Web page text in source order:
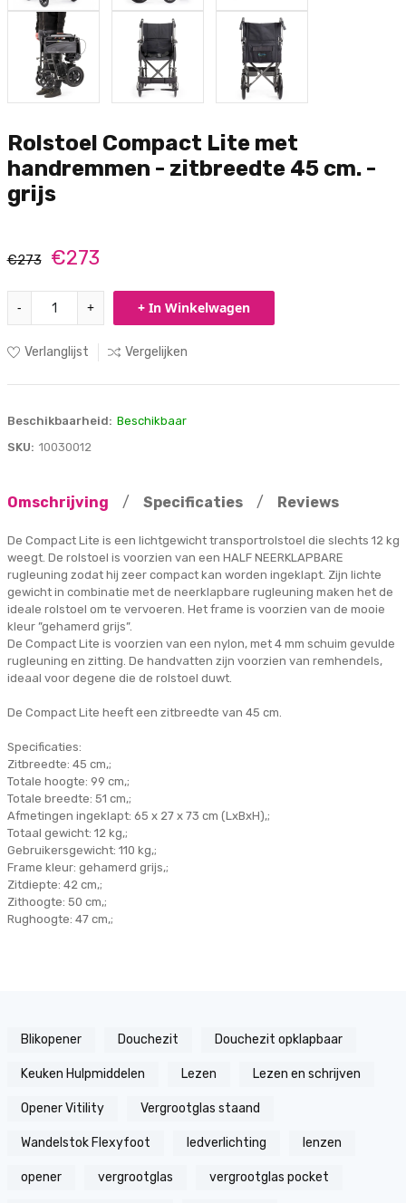
Rolstoel Compact Lite met
handremmen - zitbreedte 45 cm. -
grijs
€273 €273
- + + In Winkelwagen
Verlanglijst Vergelijken
Beschikbaarheid: Beschikbaar
SKU: 10030012
Omschrijving / Specificaties / Reviews
De Compact Lite is een lichtgewicht transportrolstoel die slechts 12 kg
weegt. De rolstoel is voorzien van een HALF NEERKLAPBARE
rugleuning zodat hij zeer compact kan worden ingeklapt. Zijn lichte
gewicht in combinatie met de neerklapbare rugleuning maken het de
ideale rolstoel om te vervoeren. Het frame is voorzien van de mooie
kleur ”gehamerd grijs”.
De Compact Lite is voorzien van een nylon, met 4 mm schuim gevulde
rugleuning en zitting. De handvatten zijn voorzien van remhendels,
ideaal voor degene die de rolstoel duwt.
De Compact Lite heeft een zitbreedte van 45 cm.
Specificaties:
Zitbreedte: 45 cm,;
Totale hoogte: 99 cm,;
Totale breedte: 51 cm,;
Afmetingen ingeklapt: 65 x 27 x 73 cm (LxBxH),;
Totaal gewicht: 12 kg,;
Gebruikersgewicht: 110 kg,;
Frame kleur: gehamerd grijs,;
Zitdiepte: 42 cm,;
Zithoogte: 50 cm,;
Rughoogte: 47 cm,;
Blikopener Douchezit Douchezit opklapbaar
Keuken Hulpmiddelen Lezen Lezen en schrijven
Opener Vitility Vergrootglas staand
Wandelstok Flexyfoot ledverlichting lenzen
opener vergrootglas vergrootglas pocket